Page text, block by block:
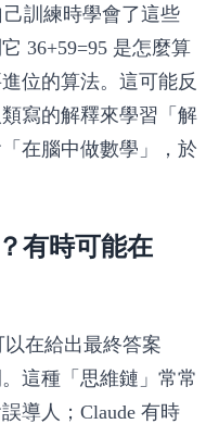
訓練時學會了這些
36+59=95 是怎麼算
位的算法。這可能反
寫的解釋來學習「解
在腦中做數學」，於
有時可能在
以在給出最終答案
這種「思維鏈」常常
導人；Claude 有時